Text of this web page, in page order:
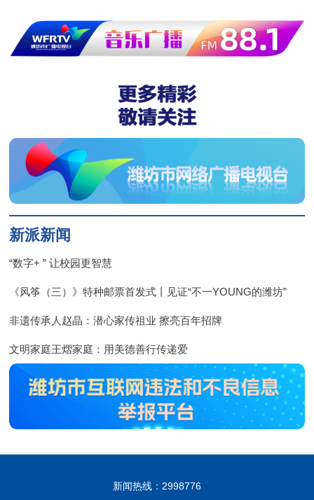
新派新闻
“数字+ ” 让校园更智慧
《风筝（三）》特种邮票首发式丨见证“不一YOUNG的潍坊”
非遗传承人赵晶：潜心家传祖业 擦亮百年招牌
文明家庭王熠家庭：用美德善行传递爱
新闻热线：2998776